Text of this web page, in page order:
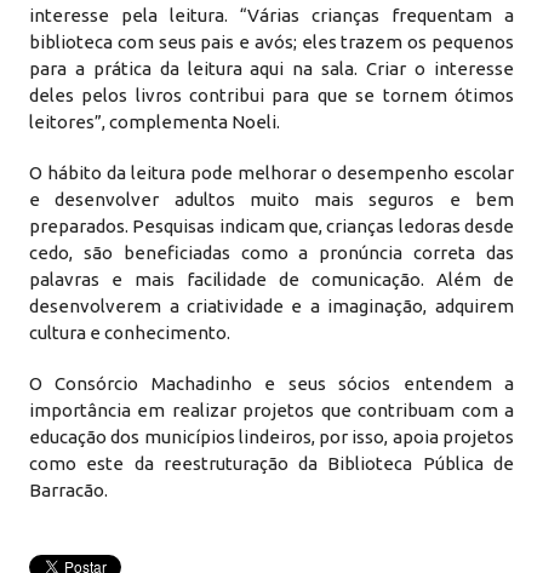
interesse pela leitura. “Várias crianças frequentam a
biblioteca com seus pais e avós; eles trazem os pequenos
para a prática da leitura aqui na sala. Criar o interesse
deles pelos livros contribui para que se tornem ótimos
leitores”, complementa Noeli.
O hábito da leitura pode melhorar o desempenho escolar
e desenvolver adultos muito mais seguros e bem
preparados. Pesquisas indicam que, crianças ledoras desde
cedo, são beneficiadas como a pronúncia correta das
palavras e mais facilidade de comunicação. Além de
desenvolverem a criatividade e a imaginação, adquirem
cultura e conhecimento.
O Consórcio Machadinho e seus sócios entendem a
importância em realizar projetos que contribuam com a
educação dos municípios lindeiros, por isso, apoia projetos
como este da reestruturação da Biblioteca Pública de
Barracão.